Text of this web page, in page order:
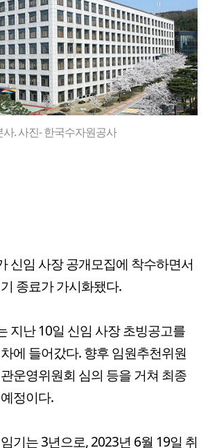
. 사진- 한국수자원공사
신임 사장 공개모집에 착수하면서
종료가 가시화됐다.
지난 10일 신임 사장 초빙공고를
에 들어갔다. 향후 임원추천위원
운영위원회 심의 등을 거쳐 최종
정이다.
기는 3년으로, 2023년 6월 19일 취